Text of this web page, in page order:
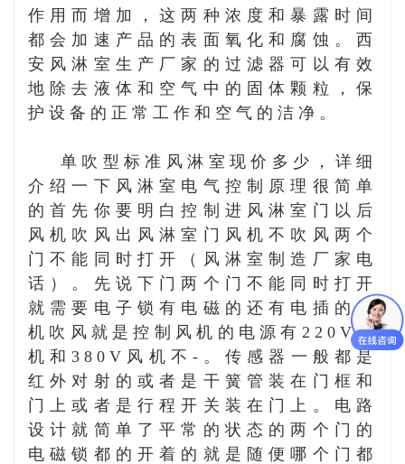
作用而增加，这两种浓度和暴露时间
都会加速产品的表面氧化和腐蚀。西
安风淋室生产厂家的过滤器可以有效
地除去液体和空气中的固体颗粒，保
护设备的正常工作和空气的洁净。
单吹型标准风淋室现价多少 ， 详细
介绍一下风淋室电气控制原理很简单
的首先你要明白控制进风淋室门以后
风机吹风出风淋室门风机不吹风两个
门不能同时打开（ 风淋室制造厂家电
话 ）。先说下门两个门不能同时打开
就需要电子锁有电磁的还有电插的风
机吹风就是控制风机的电源有220V风
机和380V风机不-。传感器一般都是
红外对射的或者是干簧管装在门框和
门上或者是行程开关装在门上。电路
设计就简单了平常的状态的两个门的
电磁锁都的开着的就是随便哪个门都